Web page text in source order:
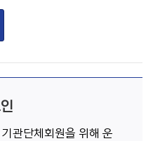
관단체회원을 위해 운